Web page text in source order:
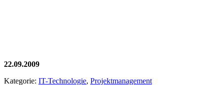
22.09.2009
Kategorie: IT-Technologie, Projektmanagement